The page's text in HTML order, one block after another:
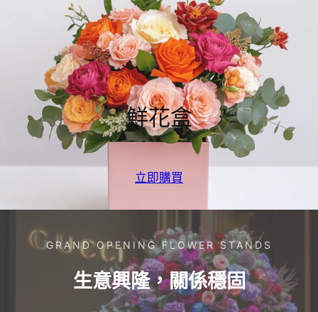
鮮花盒
立即購買
GRAND OPENING FLOWER STANDS
生意興隆，關係穩固